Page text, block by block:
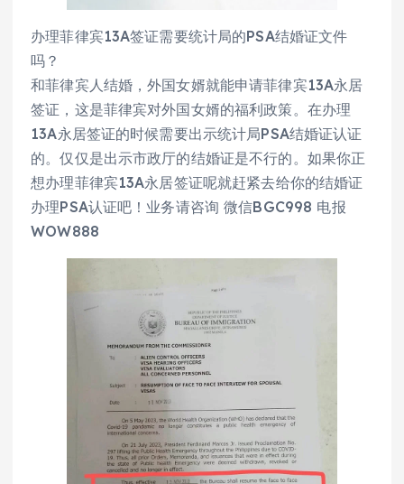
办理菲律宾13A签证需要统计局的PSA结婚证文件
吗？
和菲律宾人结婚，外国女婿就能申请菲律宾13A永居
签证，这是菲律宾对外国女婿的福利政策。在办理
13A永居签证的时候需要出示统计局PSA结婚证认证
的。仅仅是出示市政厅的结婚证是不行的。如果你正
想办理菲律宾13A永居签证呢就赶紧去给你的结婚证
办理PSA认证吧！业务请咨询 微信BGC998 电报
WOW888